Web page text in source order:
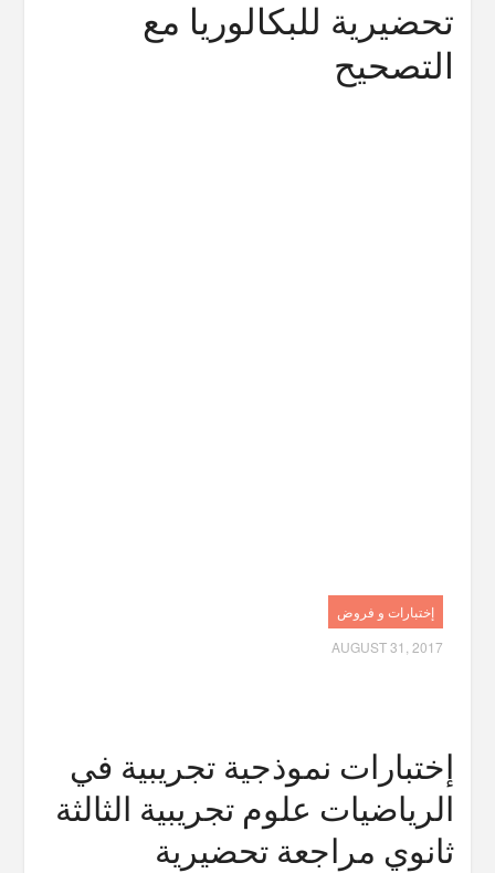
تحضيرية للبكالوريا مع
التصحيح
إختبارات و فروض
AUGUST 31, 2017
إختبارات نموذجية تجريبية في
الرياضيات علوم تجريبية الثالثة
ثانوي مراجعة تحضيرية